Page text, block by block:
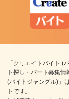
「クリエイトバイト (
ト探し・パート募集
(バイトジャングル)」
トです。